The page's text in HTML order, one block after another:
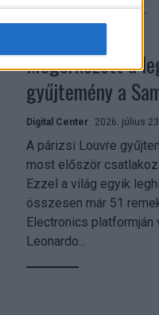
üzleti információkkal...
Megérkezett a
gyűjtemény a
Digital Center 2026. július
A párizsi Louvre
most először
Ezzel a világ egyik
összesen már 51
Electronics
Leonardo...